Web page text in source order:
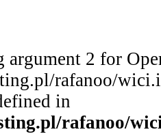
argument 2 for
rafanoo/
in
rafanoo/